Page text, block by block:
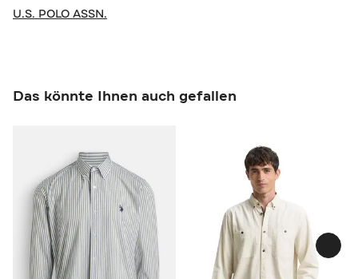
U.S. POLO ASSN.
Das könnte Ihnen auch gefallen